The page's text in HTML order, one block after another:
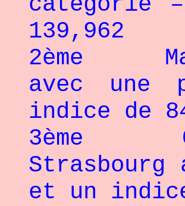
139,962
2ème
avec une
indice de
3ème
Strasbourg
et un